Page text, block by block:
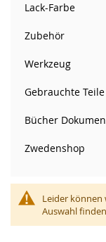
Leider können
Auswahl
Lack-Farbe
Zubehör
Werkzeug
Gebrauchte Teile
Bücher
Zwedenshop